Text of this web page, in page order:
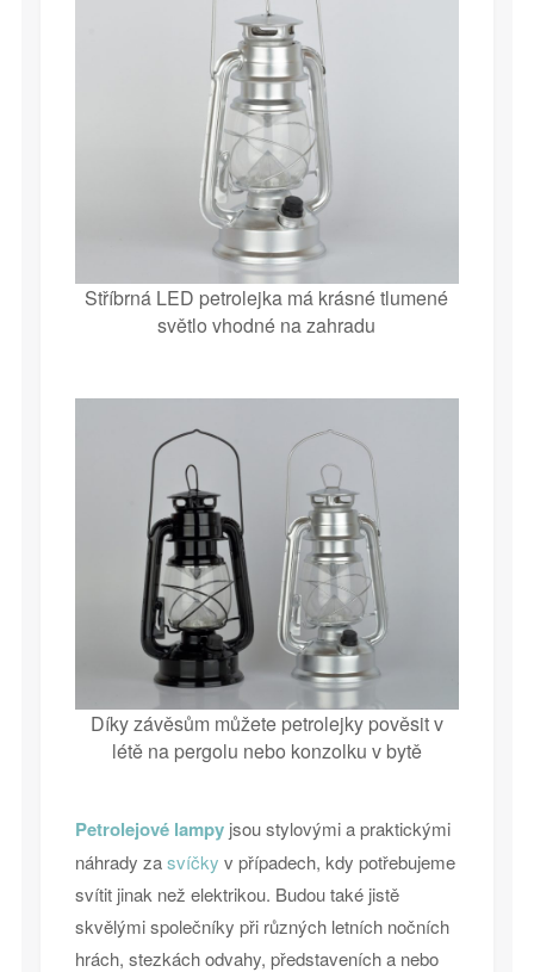
Stříbrná LED petrolejka má krásné tlumené
světlo vhodné na zahradu
Díky závěsům můžete petrolejky pověsit v
létě na pergolu nebo konzolku v bytě
Petrolejové lampyjsou stylovými a praktickými
náhrady zasvíčky v případech, kdy potřebujeme
svítit jinak než elektrikou. Budou také jistě
skvělými společníky při různých letních nočních
hrách, stezkách odvahy, představeních a nebo